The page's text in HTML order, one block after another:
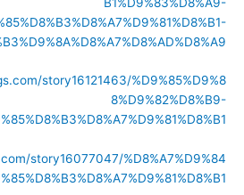
story16121463/%D9%85%D9%8
8%D9%82%D8%B9-
story16077047/%D8%A7%D9%84